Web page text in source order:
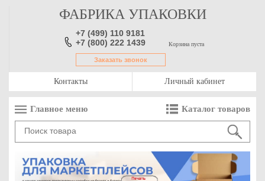
ФАБРИКА УПАКОВКИ
+7 (499) 110 9181
+7 (800) 222 1439
Заказать звонок
Корзина пуста
Контакты Личный кабинет
Главное меню Каталог товаров